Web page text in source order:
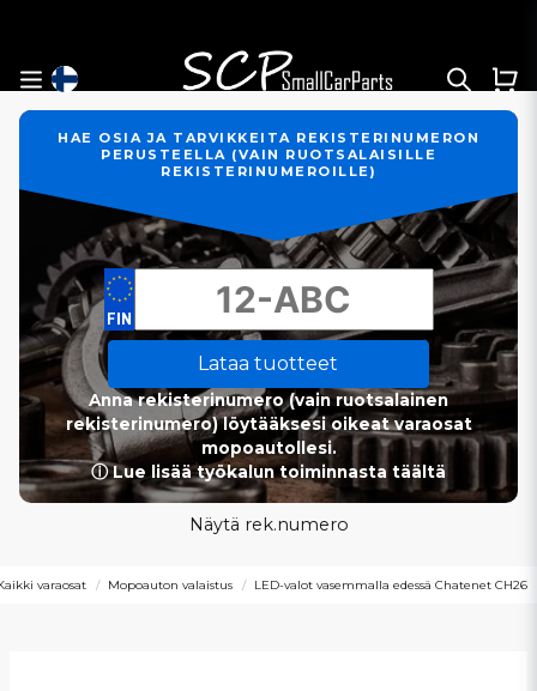
HAE OSIA JA TARVIKKEITA REKISTERINUMERON
PERUSTEELLA (VAIN RUOTSALAISILLE
REKISTERINUMEROILLE)
Lataa tuotteet
Anna rekisterinumero (vain ruotsalainen
rekisterinumero) löytääksesi oikeat varaosat
mopoautollesi.
ⓘ Lue lisää työkalun toiminnasta täältä
Näytä rek.numero
varaosat Mopoauton valaistus LED-valot vasemmalla edessä Chatenet CH26